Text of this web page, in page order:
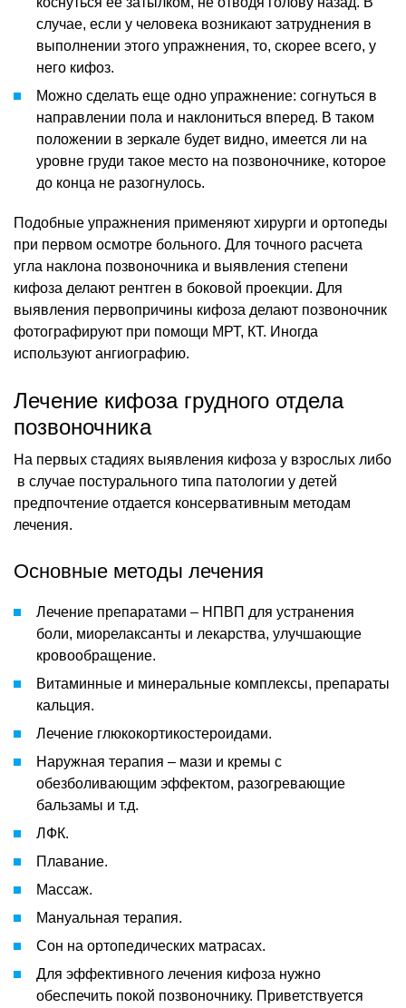
случае, если у человека возникают затруднения в
выполнении этого упражнения, то, скорее всего, у
него кифоз.
Можно сделать еще одно упражнение: согнуться в
направлении пола и наклониться вперед. В таком
положении в зеркале будет видно, имеется ли на
уровне груди такое место на позвоночнике, которое
до конца не разогнулось.
Подобные упражнения применяют хирурги и ортопеды
при первом осмотре больного. Для точного расчета
угла наклона позвоночника и выявления степени
кифоза делают рентген в боковой проекции. Для
выявления первопричины кифоза делают позвоночник
фотографируют при помощи МРТ, КТ. Иногда
используют ангиографию.
Лечение кифоза грудного отдела
позвоночника
На первых стадиях выявления кифоза у взрослых либо
в случае постурального типа патологии у детей
предпочтение отдается консервативным методам
лечения.
Основные методы лечения
Лечение препаратами – НПВП для устранения
боли, миорелаксанты и лекарства, улучшающие
кровообращение.
Витаминные и минеральные комплексы, препараты
кальция.
Лечение глюкокортикостероидами.
Наружная терапия – мази и кремы с
обезболивающим эффектом, разогревающие
бальзамы и т.д.
ЛФК.
Плавание.
Массаж.
Мануальная терапия.
Сон на ортопедических матрасах.
Для эффективного лечения кифоза нужно
обеспечить покой позвоночнику. Приветствуется